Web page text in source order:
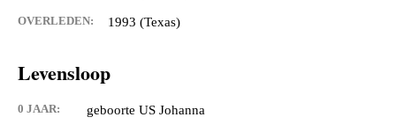
OVERLEDEN: 1993 (Texas)
Levensloop
0 JAAR: geboorte US Johanna